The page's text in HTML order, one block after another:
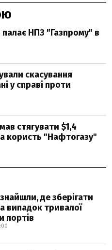
палає НПЗ "Газпрому" в
скасування
у справі проти
стягувати $1,4
користь "Нафтогазу"
знайшли, де зберігати
випадок тривалої
портів